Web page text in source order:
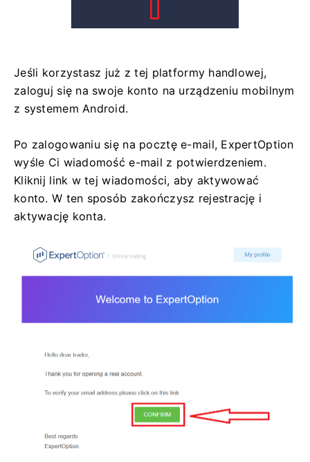
Jeśli korzystasz już z tej platformy handlowej,
zaloguj się na swoje konto na urządzeniu mobilnym
z systemem Android.
Po zalogowaniu się na pocztę e-mail, ExpertOption
wyśle ​​Ci wiadomość e-mail z potwierdzeniem.
Kliknij link w tej wiadomości, aby aktywować
konto. W ten sposób zakończysz rejestrację i
aktywację konta.